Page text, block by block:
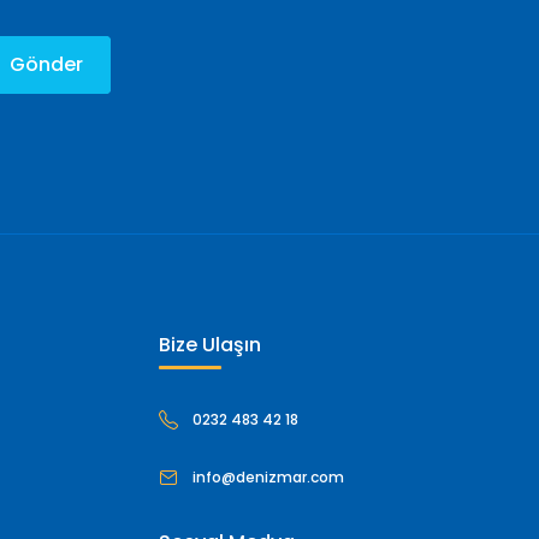
Gönder
Bize Ulaşın
0232 483 42 18
info@denizmar.com